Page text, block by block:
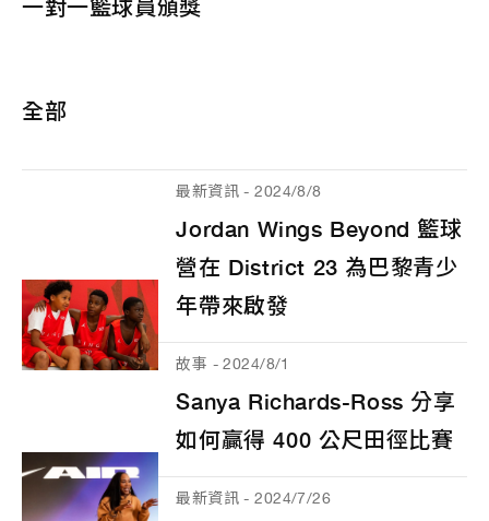
一對一籃球員頒獎
全部
最新資訊 - 2024/8/8
Jordan Wings Beyond 籃球
營在 District 23 為巴黎青少
年帶來啟發
故事 - 2024/8/1
Sanya Richards-Ross 分享
如何贏得 400 公尺田徑比賽
最新資訊 - 2024/7/26